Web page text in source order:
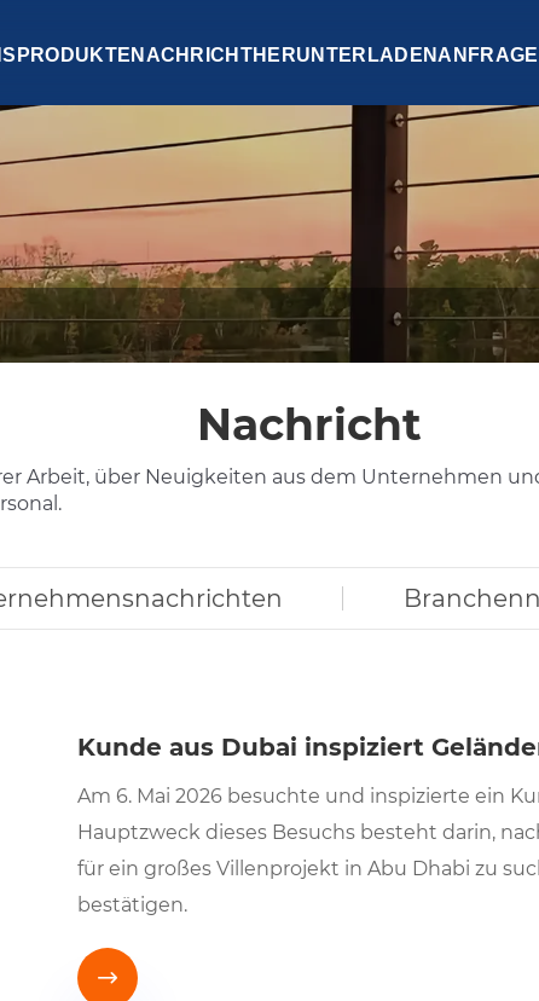
PRODUKTE NACHRICHTHERUNTERLADEN
Nachricht
Arbeit, über Neuigkeiten aus dem Unternehmen
Kunde aus Dubai inspiziert
Am 6. Mai 2026 besuchte und inspizierte ein
Hauptzweck dieses Besuchs besteht darin,
für ein großes Villenprojekt in Abu Dhabi zu
bestätigen.
